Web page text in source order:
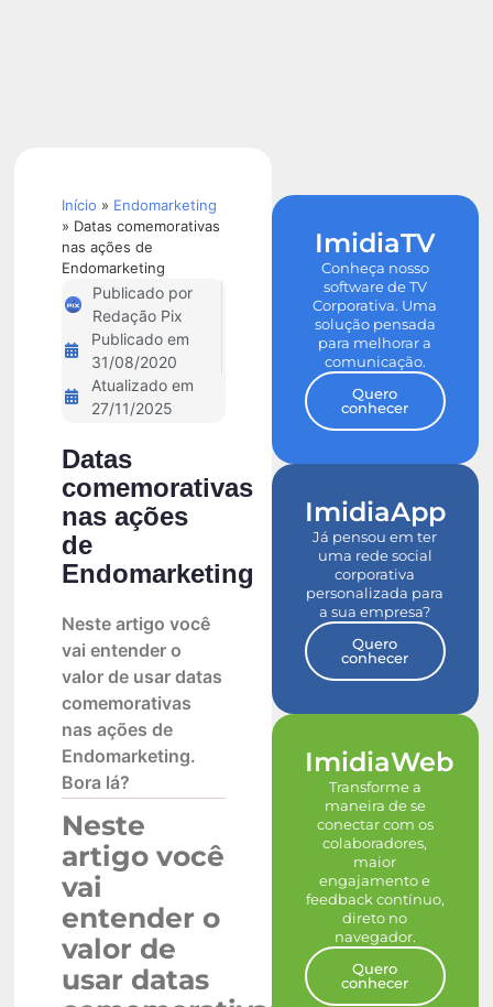
Início » Endomarketing
» Datas comemorativas
nas ações de
Endomarketing
Publicado por
Redação Pix
Publicado em
31/08/2020
Atualizado em
27/11/2025
Datas
comemorativas
nas ações
de
Endomarketing
Neste artigo você
vai entender o
valor de usar datas
comemorativas
nas ações de
Endomarketing.
Bora lá?
Neste
artigo você
vai
entender o
valor de
usar datas
ImidiaTV
Conheça nosso
software de TV
Corporativa. Uma
solução pensada
para melhorar a
comunicação.
Quero
conhecer
ImidiaApp
Já pensou em ter
uma rede social
corporativa
personalizada para
a sua empresa?
Quero
conhecer
ImidiaWeb
Transforme a
maneira de se
conectar com os
colaboradores,
maior
engajamento e
feedback contínuo,
direto no
navegador.
Quero
conhecer